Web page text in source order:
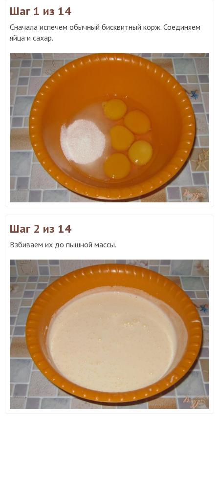
Шаг 1 из 14
Сначала испечем обычный бисквитный корж. Соединяем
яйца и сахар.
Шаг 2 из 14
Взбиваем их до пышной массы.